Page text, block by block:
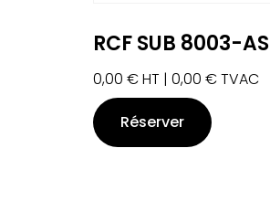
RCF SUB 8003-AS
0,00 €HT | 0,00 €TVAC
Réserver